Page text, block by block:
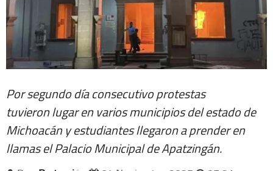
Por segundo día consecutivo protestas
tuvieron lugar en varios municipios del estado de
Michoacán y estudiantes llegaron a prender en
llamas el Palacio Municipal de Apatzingán.